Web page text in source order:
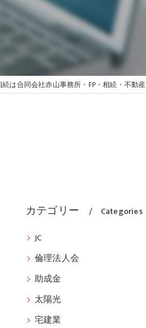
は合同会社赤山事務所・FP・相続・不動産
カテゴリー Categories
JC
倫理法人会
助成金
太陽光
宅建業